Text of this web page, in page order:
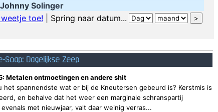
Johnny Solinger
toe! | Spring naar datum...
Soap: Dagelijkse Zeep
Metalen ontmoetingen en andere shit
het spannendste wat er bij de Kneutersen gebeurd is? Kerstmis is
en behalve dat het weer een marginale schranspartij
met nieuwjaar, valt daar weinig verras...